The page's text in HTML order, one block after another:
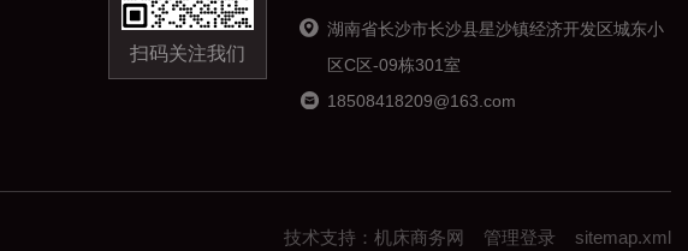
扫码关注我们
湖南省长沙市长沙县星沙镇经济开发区城东小
区C区-09栋301室
18508418209@163.com
技术支持： 机床商务网 管理登录 sitemap.xml